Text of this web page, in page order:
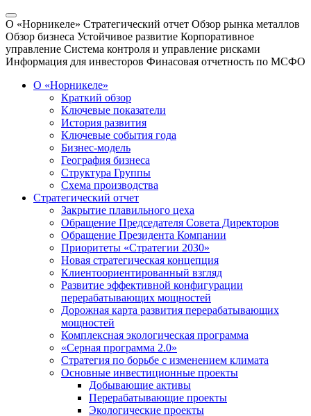
О «Норникеле» Стратегический отчет Обзор рынка металлов
Обзор бизнеса Устойчивое развитие Корпоративное
управление Система контроля и управление рисками
Информация для инвесторов Финасовая отчетность по МСФО
О «Норникеле»
Краткий обзор
Ключевые показатели
История развития
Ключевые события года
Бизнес-модель
География бизнеса
Структура Группы
Схема производства
Стратегический отчет
Закрытие плавильного цеха
Обращение Председателя Совета Директоров
Обращение Президента Компании
Приоритеты «Стратегии 2030»
Новая стратегическая концепция
Клиентоориентированный взгляд
Развитие эффективной конфигурации
перерабатывающих мощностей
Дорожная карта развития перерабатывающих
мощностей
Комплексная экологическая программа
«Серная программа 2.0»
Стратегия по борьбе с изменением климата
Основные инвестиционные проекты
Добывающие активы
Перерабатывающие проекты
Экологические проекты